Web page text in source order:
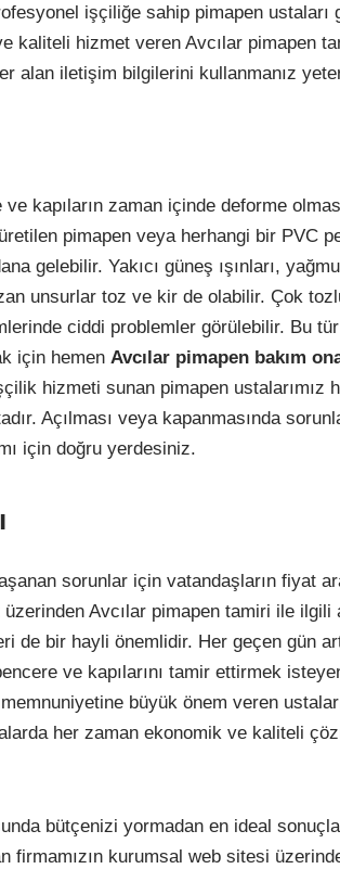
işçiliğe sahip pimapen ustaları
kaliteli hizmet veren Avcılar pimapen
alan iletişim bilgilerini kullanmanız
kapıların zaman içinde deforme
pimapen veya herhangi bir PVC
gelebilir. Yakıcı güneş ışınları,
unsurlar toz ve kir de olabilir. Çok
ciddi problemler görülebilir. Bu
için hemen Avcılar pimapen bakım
hizmeti sunan pimapen ustalarımız
Açılması veya kapanmasında
için doğru yerdesiniz.
sorunlar için vatandaşların fiyat
Avcılar pimapen tamiri ile ilgili
de bir hayli önemlidir. Her geçen gün
ve kapılarını tamir ettirmek
büyük önem veren
her zaman ekonomik ve kaliteli
bütçenizi yormadan en ideal
kurumsal web sitesi